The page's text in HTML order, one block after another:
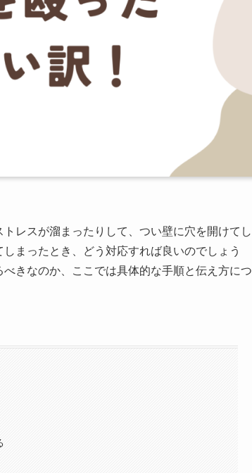
レスが溜まったりして、つい壁に穴を開けてし
まったとき、どう対応すれば良いのでしょう
きなのか、ここでは具体的な手順と伝え方につ